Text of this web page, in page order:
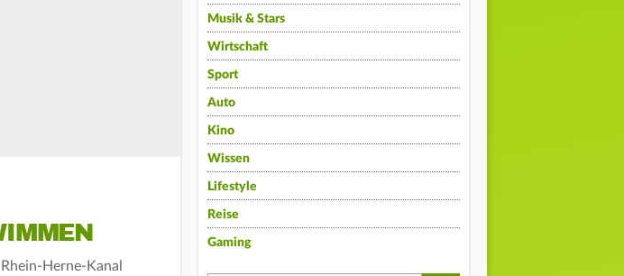
Herne-Kanal
Musik & Stars
Wirtschaft
Sport
Auto
Kino
Wissen
Lifestyle
Reise
Gaming